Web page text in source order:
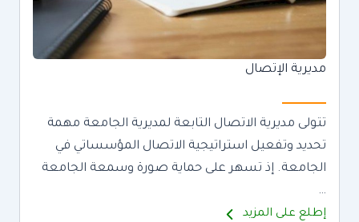
مديرية الإتصال
تتولى مديرية الاتصال التابعة لمديرية الجامعة مهمة
تحديد وتفعيل استراتيجية الاتصال المؤسساتي في
الجامعة. إذ تسهر على حماية صورة وسمعة الجامعة
…
إطلع على المزيد